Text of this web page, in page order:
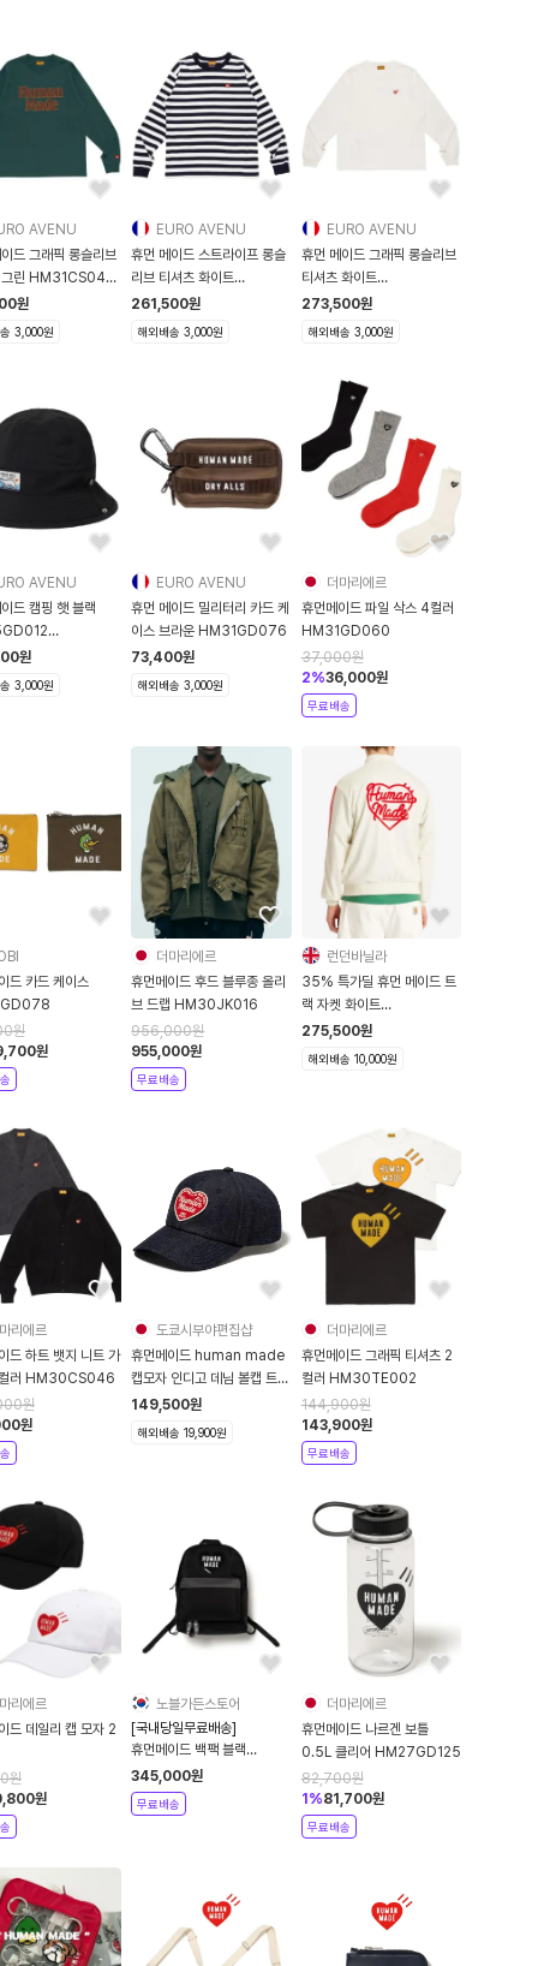
AVENU
드 그래픽 롱슬리브
그린 HM31CS041
원
3,000원
EURO AVENU
휴먼 메이드 스트라이프 롱슬
리브 티셔츠 화이트
HM31CS027 HM31
261,500원
해외배송 3,000원
EURO AVENU
휴먼 메이드 그래픽 롱슬리브
티셔츠 화이트
HM31CS039
HM31CS039
273,500원
해외배송 3,000원
AVENU
드 캠핑 햇 블랙
원
3,000원
EURO AVENU
휴먼 메이드 밀리터리 카드 케
이스 브라운 HM31GD076
73,400원
해외배송 3,000원
더마리에르
휴먼메이드 파일 삭스 4컬러
HM31GD060
37,000원
2%36,000원
무료배송
드 카드 케이스
원
원
더마리에르
휴먼메이드 후드 블루종 올리
브 드랩 HM30JK016
956,000원
955,000원
무료배송
런던바닐라
35% 특가딜 휴먼 메이드 트
랙 자켓 화이트
HM29JK028
275,500원
해외배송 10,000원
리에르
드 하트 뱃지 니트 가
러 HM30CS046
원
원
도쿄시부야편집샵
휴먼메이드 human made
캡모자 인디고 데님 볼캡 트
로고 자수 HM29GD049
149,500원
해외배송 19,900원
더마리에르
휴먼메이드 그래픽 티셔츠 2
컬러 HM30TE002
144,900원
143,900원
무료배송
리에르
일리 캡 모자 2
원
원
노블가든스토어
[국내당일무료배송]
휴먼메이드 백팩 블랙
HM28GD005
345,000원
무료배송
더마리에르
휴먼메이드 나르겐 보틀
0.5L 클리어 HM27GD125
82,700원
1 %81,700원
무료배송